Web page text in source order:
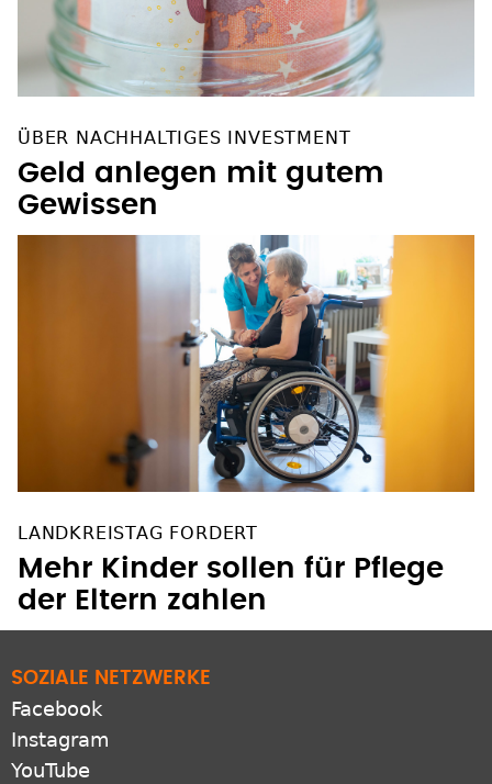
ÜBER NACHHALTIGES INVESTMENT
Geld anlegen mit gutem
Gewissen
LANDKREISTAG FORDERT
Mehr Kinder sollen für Pflege
der Eltern zahlen
SOZIALE NETZWERKE
Facebook
Instagram
YouTube